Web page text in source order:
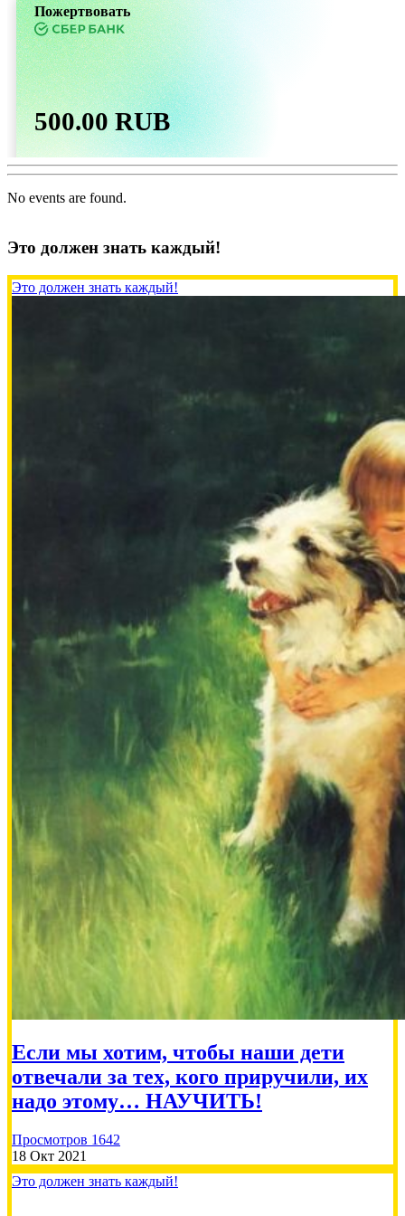
Пожертвовать
500.00 RUB
Татьяна 2026-07-31
Лобина Татьяна 2026-07-29
Сбор на вакцины кошкам 21000🙏
2000.00 RUB
2026-07-21
Пожертвовать
500.00 RUB
Наталья 2026-07-19
Сбор на вакцины кошкам 21000🙏
No events are found.
Это должен знать каждый!
Это должен знать каждый!
Если мы хотим, чтобы наши дети
отвечали за тех, кого приручили, их
надо этому… НАУЧИТЬ!
Просмотров 1642
18 Окт 2021
Это должен знать каждый!